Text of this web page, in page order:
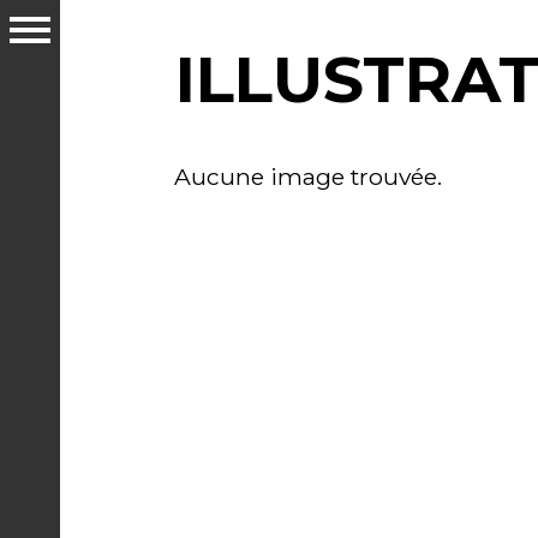
Aucune image trouvée.